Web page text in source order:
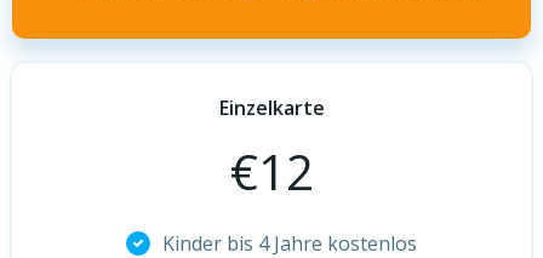
Einzelkarte
€12
Kinder bis 4 Jahre kostenlos